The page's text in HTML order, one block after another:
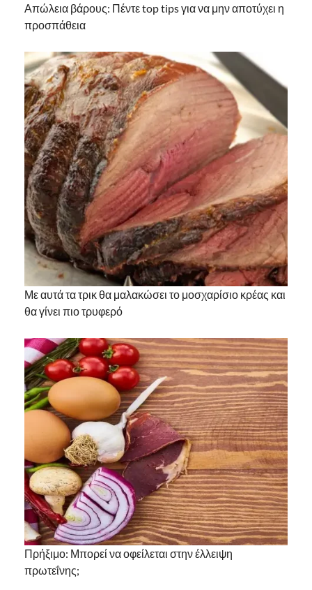
Απώλεια βάρους: Πέντε top tips για να μην αποτύχει η
προσπάθεια
Με αυτά τα τρικ θα μαλακώσει το μοσχαρίσιο κρέας και
θα γίνει πιο τρυφερό
Πρήξιμο: Μπορεί να οφείλεται στην έλλειψη
πρωτεΐνης;